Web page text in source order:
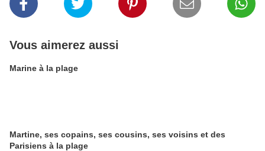
Vous aimerez aussi
Marine à la plage
Martine, ses copains, ses cousins, ses voisins et des
Parisiens à la plage